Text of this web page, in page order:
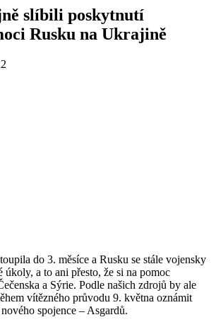
slíbili poskytnutí
Rusku na Ukrajině
do 3. měsíce a Rusku se stále vojensky
úkoly, a to ani přesto, že si na pomoc
a Sýrie. Podle našich zdrojů by ale
vítězného průvodu 9. května oznámit
spojence – Asgardů.